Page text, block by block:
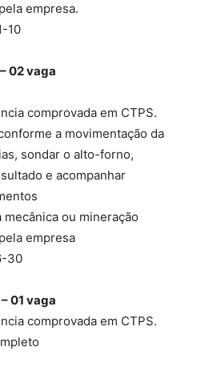
empresa.
10
02 vaga
comprovada em CTPS.
a movimentação da
sondar o alto-forno,
e acompanhar
ou mineração
empresa
30
01 vaga
comprovada em CTPS.